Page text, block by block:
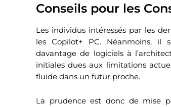
Conseils pour les
Les individus intéressés par les
les Copilot+ PC. Néanmoins, il
davantage de logiciels à
initiales dues aux limitations
fluide dans un futur proche.
La prudence est donc de mise